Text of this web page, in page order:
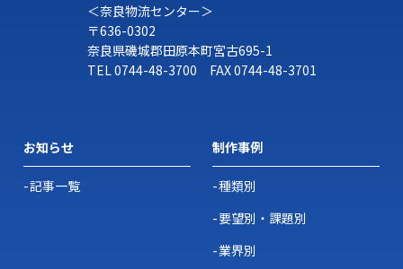
＜奈良物流センター＞
〒636-0302
奈良県磯城郡田原本町宮古695-1
TEL 0744-48-3700 FAX 0744-48-3701
お知らせ
記事一覧
制作事例
種類別
要望別・課題別
業界別